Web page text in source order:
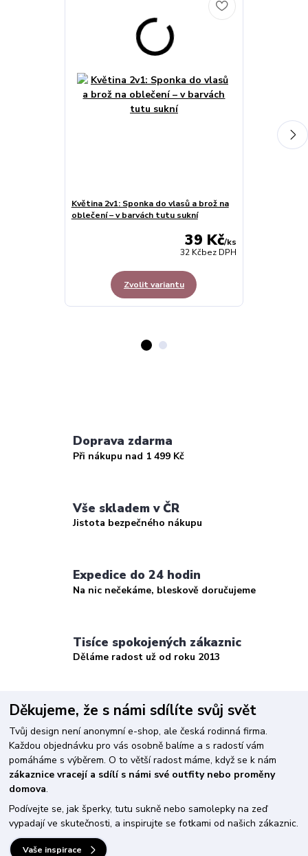
Květina 2v1: Sponka do vlasů a brož na
oblečení – v barvách tutu sukní
39 Kč/ks
32 Kčbez DPH
Zvolit variantu
Doprava zdarma
Při nákupu nad 1 499 Kč
Vše skladem v ČR
Jistota bezpečného nákupu
Expedice do 24 hodin
Na nic nečekáme, bleskově doručujeme
Tisíce spokojených zákaznic
Děláme radost už od roku 2013
Děkujeme, že s námi sdílíte svůj svět
Tvůj design není anonymní e-shop, ale česká rodinná firma.
Každou objednávku pro vás osobně balíme a s radostí vám
pomáháme s výběrem. O to větší radost máme, když se k nám
zákaznice vracejí a sdílí s námi své outfity nebo proměny
domova.
Podívejte se, jak šperky, tutu sukně nebo samolepky na zeď
vypadají ve skutečnosti, a inspirujte se fotkami od našich zákaznic.
Vaše inspirace